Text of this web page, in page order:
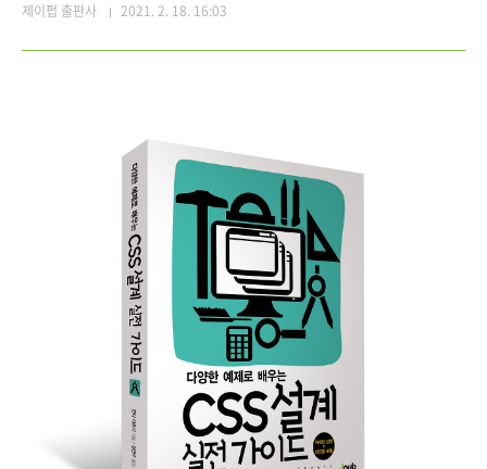
제이펍 출판사 2021. 2. 18. 16:03